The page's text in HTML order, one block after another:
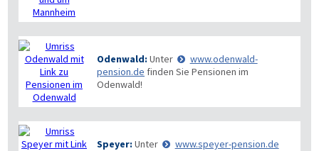
Odenwald: Unter
www.odenwald-
pension.de finden Sie Pensionen im
Odenwald!
Speyer: Unter
www.speyer-pension.de